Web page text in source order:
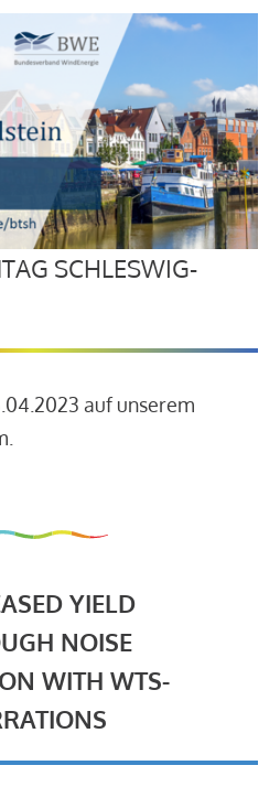
SCHLESWIG-
auf unserem
YIELD
NOISE
WITH WTS-